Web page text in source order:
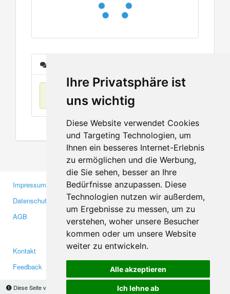
Ihre Privatsphäre ist
uns wichtig
Diese Website verwendet Cookies
und Targeting Technologien, um
Ihnen ein besseres Internet-Erlebnis
zu ermöglichen und die Werbung,
die Sie sehen, besser an Ihre
Bedürfnisse anzupassen. Diese
Technologien nutzen wir außerdem,
um Ergebnisse zu messen, um zu
verstehen, woher unsere Besucher
kommen oder um unsere Website
weiter zu entwickeln.
Alle akzeptieren
Ich lehne ab
Diese Seite verwendet Cookies, um Informationen auf Ihrem Computer zu speichern.
Keine Einträge
Impressum
Datenschutzerklärung
AGB
Gewerbetreibende
Investoren
Medien
Kontakt
Feedback
Facebook
Twitter
YouTube